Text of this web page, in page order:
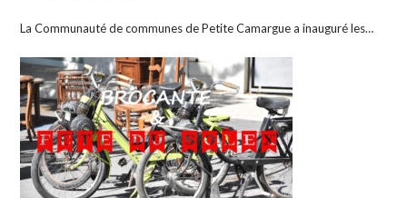
La Communauté de communes de Petite Camargue a inauguré les…